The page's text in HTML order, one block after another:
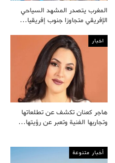
المغرب يتصدر المشهد السياحي
الإفريقي متجاوزا جنوب إفريقيا…
اخبار
هاجر كعنان تكشف عن تطلعاتها
وتجاربها الفنية وتعبر عن رؤيتها…
أخبار متنوعة